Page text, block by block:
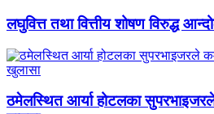
लघुवित्त तथा वित्तीय शोषण विरुद्ध
ठमेलस्थित आर्या होटलका सुपरभाइजरले